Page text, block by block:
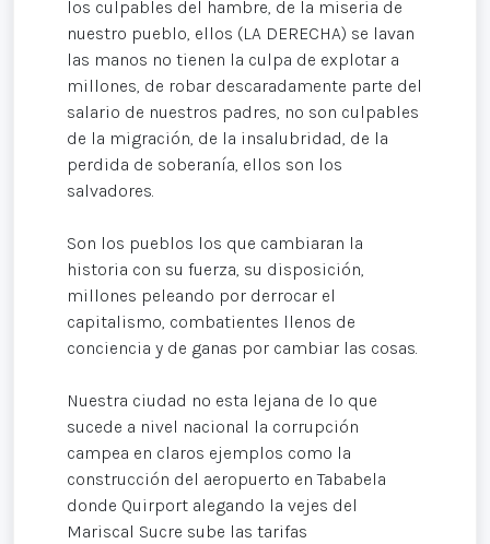
los culpables del hambre, de la miseria de
nuestro pueblo, ellos (LA DERECHA) se lavan
las manos no tienen la culpa de explotar a
millones, de robar descaradamente parte del
salario de nuestros padres, no son culpables
de la migración, de la insalubridad, de la
perdida de soberanía, ellos son los
salvadores.
Son los pueblos los que cambiaran la
historia con su fuerza, su disposición,
millones peleando por derrocar el
capitalismo, combatientes llenos de
conciencia y de ganas por cambiar las cosas.
Nuestra ciudad no esta lejana de lo que
sucede a nivel nacional la corrupción
campea en claros ejemplos como la
construcción del aeropuerto en Tababela
donde Quirport alegando la vejes del
Mariscal Sucre sube las tarifas